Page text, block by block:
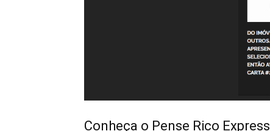
Conheça o Pense Rico Express